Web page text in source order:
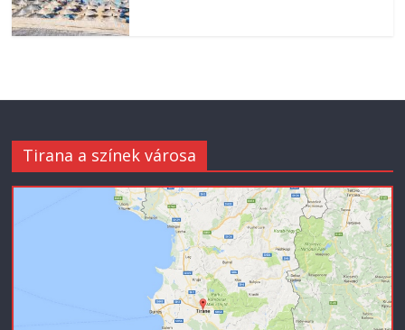
Tirana a színek városa